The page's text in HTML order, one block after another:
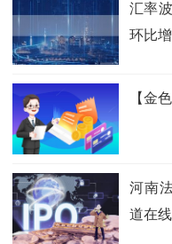
汇率
环比
【金
河南
道在